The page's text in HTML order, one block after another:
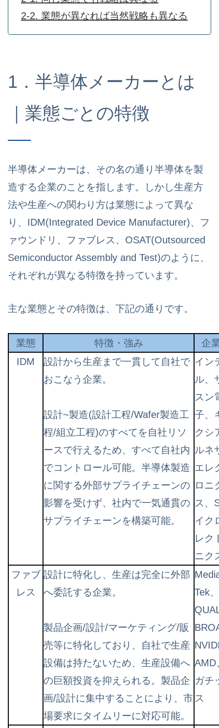
2-2. 業態が異なれば当然戦略も異なる
1．半導体メーカーとは
｜業態ごとの特徴
半導体メーカーは、その名の通り半導体を製
造する企業のことを指します。しかし生産方
法や生産への関わり方は業態によって異な
り、IDM(Integrated Device Manufacturer)、フ
ァウンドリ、ファブレス、OSAT(Outsourced
Semiconductor Assembly and Test)のように、
それぞれが異なる特徴を持っています。
主な業態とその特徴は、下記の通りです。
業態 特徴・強み
企
IDM
設計から生産まで一貫して自社で
おこなう企業。
設計~製造(設計工程/Wafer製造工
程/組立工程)のすべてを自社リソ
ースで行えるため、すべて自社内
でコントロール可能。半導体製造
に関する外部サプライチェーンの
影響を受けず、社内で一気通貫の
サプライチェーンを構築可能。
イン
ル、
スン
子、
クシ
ルネ
エレ
ロニ
ス、
イク
レク
ニク
ファブ
レス
設計に特化し、生産は完全に外部
へ委託する企業。
製品企画/設計/マーケティング/販
売等に特化しており、自社で生産
設備は持たないため、生産設備へ
の巨額投資を抑えられる。製品企
画/設計に集中することにより、市
場要求にタイムリーに対応可能。
Tek、
AMD
ガチ
ス